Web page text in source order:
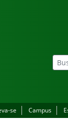
se Campus